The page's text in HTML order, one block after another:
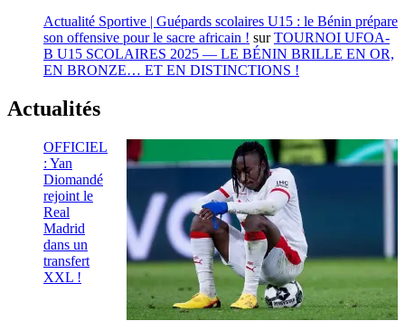
Actualité Sportive | Guépards scolaires U15 : le Bénin prépare
son offensive pour le sacre africain ! surTOURNOI UFOA-
B U15 SCOLAIRES 2025 — LE BÉNIN BRILLE EN OR,
EN BRONZE… ET EN DISTINCTIONS !
Actualités
OFFICIEL
: Yan
Diomandé
rejoint le
Real
Madrid
dans un
transfert
XXL !